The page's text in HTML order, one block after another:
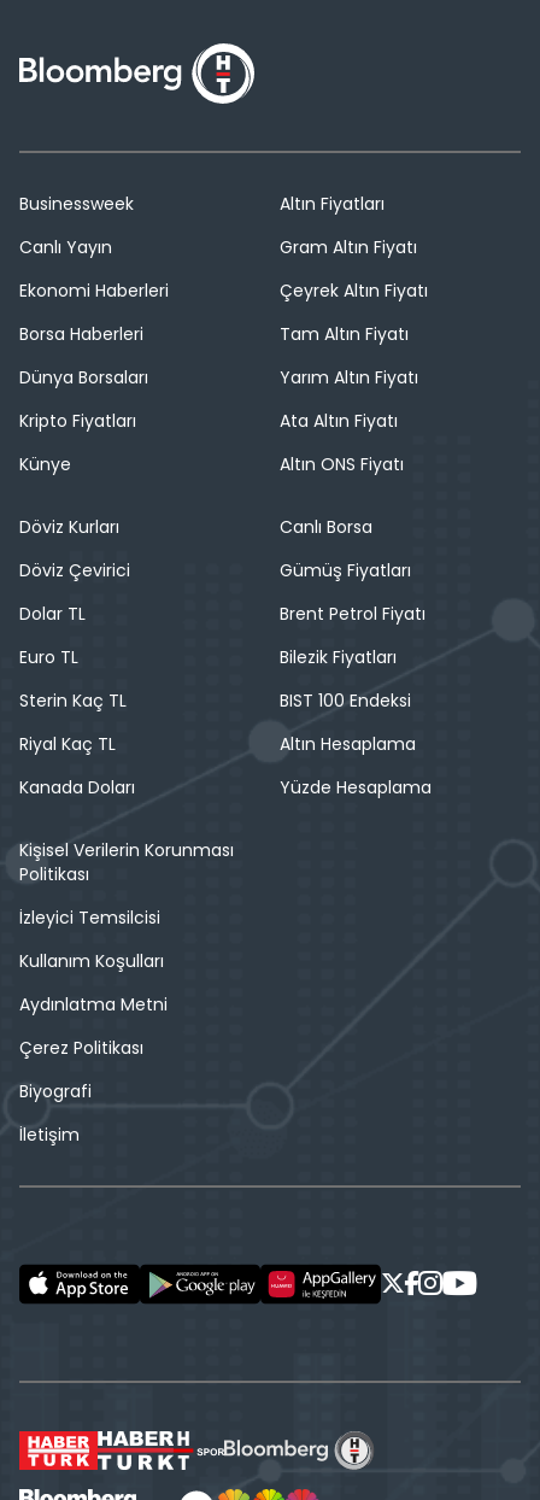
Businessweek
Canlı Yayın
Ekonomi Haberleri
Borsa Haberleri
Dünya Borsaları
Kripto Fiyatları
Künye
Altın Fiyatları
Gram Altın Fiyatı
Çeyrek Altın Fiyatı
Tam Altın Fiyatı
Yarım Altın Fiyatı
Ata Altın Fiyatı
Altın ONS Fiyatı
Döviz Kurları
Döviz Çevirici
Dolar TL
Euro TL
Sterin Kaç TL
Riyal Kaç TL
Kanada Doları
Canlı Borsa
Gümüş Fiyatları
Brent Petrol Fiyatı
Bilezik Fiyatları
BIST 100 Endeksi
Altın Hesaplama
Yüzde Hesaplama
Kişisel Verilerin Korunması
Politikası
İzleyici Temsilcisi
Kullanım Koşulları
Aydınlatma Metni
Çerez Politikası
Biyografi
İletişim